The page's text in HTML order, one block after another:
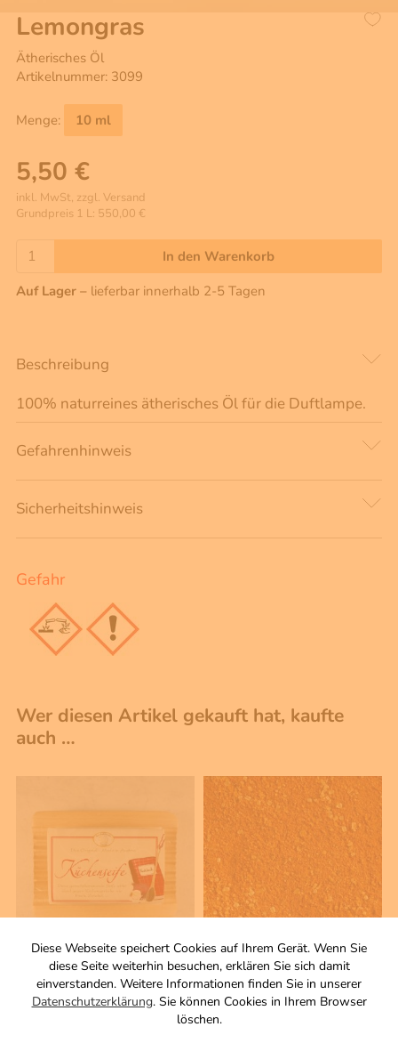
Diese Webseite speichert Cookies auf Ihrem Gerät. Wenn Sie
diese Seite weiterhin besuchen, erklären Sie sich damit
einverstanden. Weitere Informationen finden Sie in unserer
Datenschutzerklärung. Sie können Cookies in Ihrem Browser
löschen.
Lemongras
Ätherisches Öl
Artikelnummer: 3099
Menge: 10 ml
5,50 €
inkl. MwSt, zzgl. Versand
Grundpreis 1 L: 550,00 €
In den Warenkorb
Auf Lager – lieferbar innerhalb 2-5 Tagen
Beschreibung
100% naturreines ätherisches Öl für die Duftlampe.
Gefahrenhinweis
Sicherheitshinweis
Gefahr
Wer diesen Artikel gekauft hat, kaufte
auch …
Küchenseife
Zutaten
100 g
BBQ Rub Ami-Style
Gewürzzubereitung
Zutaten